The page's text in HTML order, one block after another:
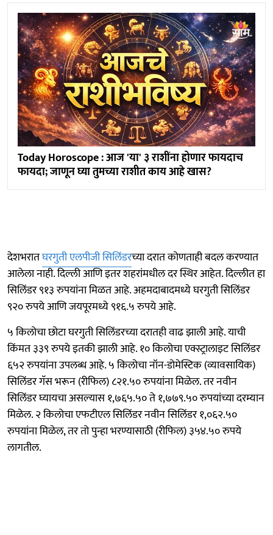
Today Horoscope : आज 'या' ३ राशींना होणार फायदाच
फायदा; जाणून घ्या तुमच्या राशीत काय आहे खास?
देशभरातघरगुती एलपीजी सिलिंडरच्या दरात कोणताही बदल करण्यात
आलेला नाही. दिल्ली आणि इतर शहरांमधील दर स्थिर आहेत. दिल्लीत हा
सिलिंडर ९१३ रुपयांना मिळत आहे. अहमदाबादमध्ये घरगुती सिलिंडर
९२० रुपये आणि जयपूरमध्ये ९१६.५ रुपये आहे.
५ किलोचा छोटा घरगुती सिलिंडरच्या दरातही वाढ झाली आहे. याची
किंमत ३३९ रुपये इतकी झाली आहे. १० किलोचा एक्स्ट्रालाइट सिलिंडर
६५२ रुपयांना उपलब्ध आहे. ५ किलोचा नॉन-डोमेस्टिक (व्यावसायिक)
सिलिंडर गॅस भरून (रीफिल) ८२१.५० रुपयांना मिळेल. तर नवीन
सिलिंडर घ्यायचा असल्यास १,७६५.५० ते १,७७९.५० रुपयांच्या दरम्यान
मिळेल. २ किलोचा एफटीएल सिलिंडर नवीन सिलिंडर १,०६२.५०
रुपयांना मिळेल, तर तो पुन्हा भरण्यासाठी (रीफिल) ३५४.५० रुपये
लागतील.